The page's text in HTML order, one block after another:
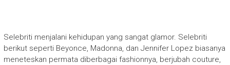
Selebriti menjalani kehidupan yang sangat glamor. Selebriti
berikut seperti Beyonce, Madonna, dan Jennifer Lopez biasanya
meneteskan permata diberbagai fashionnya, berjubah couture,